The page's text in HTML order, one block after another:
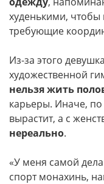
худенькими,
требующие
Из-за этого
художественной
нельзя жить
карьеры. Иначе,
вырастит, а с
нереально.
«У меня самой
спорт монахинь,